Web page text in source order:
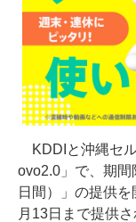
KDDIと沖縄セ
ovo2.0」で、期
日間）」の提供
月13日まで提供さ